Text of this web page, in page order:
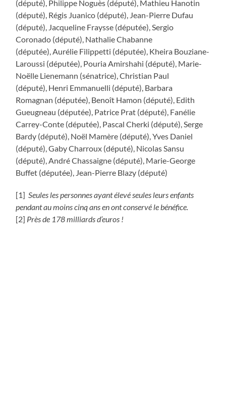
(député), Philippe Noguès (député), Mathieu Hanotin
(député), Régis Juanico (député), Jean-Pierre Dufau
(député), Jacqueline Fraysse (députée), Sergio
Coronado (député), Nathalie Chabanne
(députée), Aurélie Filippetti (députée), Kheira Bouziane-
Laroussi (députée), Pouria Amirshahi (député), Marie-
Noëlle Lienemann (sénatrice), Christian Paul
(député), Henri Emmanuelli (député), Barbara
Romagnan (députée), Benoît Hamon (député), Edith
Gueugneau (députée), Patrice Prat (député), Fanélie
Carrey-Conte (députée), Pascal Cherki (député), Serge
Bardy (député), Noël Mamère (député), Yves Daniel
(député), Gaby Charroux (député), Nicolas Sansu
(député), André Chassaigne (député), Marie-George
Buffet (députée), Jean-Pierre Blazy (député)
[1] Seules les personnes ayant élevé seules leurs enfants
pendant au moins cinq ans en ont conservé le bénéfice.
[2] Près de 178 milliards d’euros !